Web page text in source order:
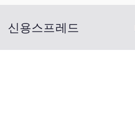
신용스프레드